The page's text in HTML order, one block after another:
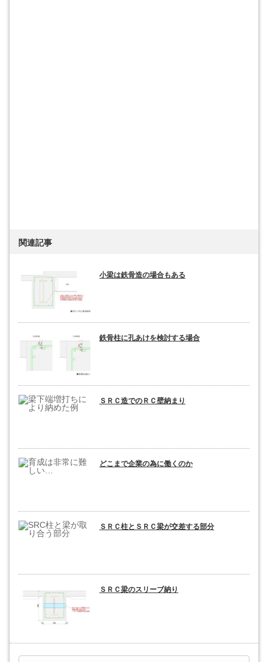
関連記事
小梁は鉄骨造の場合もある
鉄骨柱に孔あけを検討する場合
ＳＲＣ造でのＲＣ壁納まり
どこまで企業の為に働くのか
ＳＲＣ柱とＳＲＣ梁が交差する部分
ＳＲＣ梁のスリーブ納り